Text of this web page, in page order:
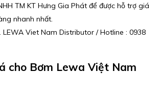
TM KT Hưng Gia Phát để được hỗ trợ giá
nhanh nhất.
LEWA Viet Nam Distributor / Hotline : 0938
cho Bơm Lewa Việt Nam